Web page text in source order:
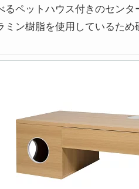
ペットハウス付きのセンタ
ン樹脂を使用しているため